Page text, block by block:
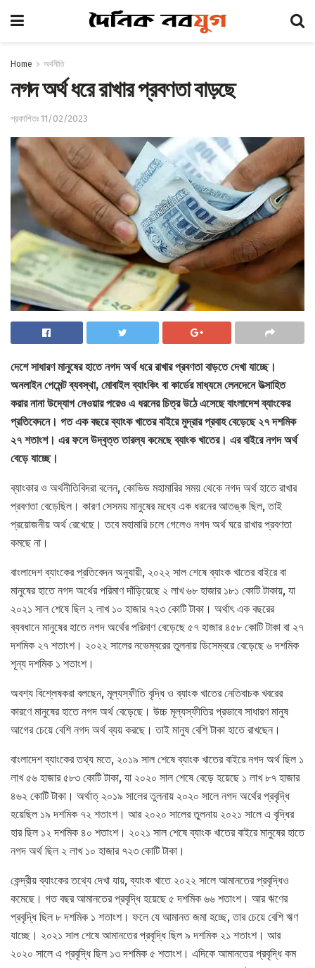
Home অর্থনীতি
নগদ অর্থ ধরে রাখার প্রবণতা বাড়ছে
প্রকাশিতঃ 11/02/2023
দেশে সাধারণ মানুষের হাতে নগদ অর্থ ধরে রাখার প্রবণতা বাড়তে দেখা যাচ্ছে।
অনলাইন পেমেন্ট ব্যবস্থা, মোবাইল ব্যাংকিং বা কার্ডের মাধ্যমে লেনদেনে উত্সাহিত
করার নানা উদ্যোগ নেওয়ার পরেও এ ধরনের চিত্র উঠে এসেছে বাংলাদেশ ব্যাংকের
প্রতিবেদনে। গত এক বছরে ব্যাংক খাতের বাইরে মুদ্রার প্রবাহ বেড়েছে ২৭ দশমিক
২৭ শতাংশ। এর ফলে উদ্বৃত্ত তারল্য কমেছে ব্যাংক খাতের। এর বাইরে নগদ অর্থ
বেড়ে যাচ্ছে।
ব্যাংকার ও অর্থনীতিবিদরা বলেন, কোভিড মহামারির সময় থেকে নগদ অর্থ হাতে রাখার
প্রবণতা বেড়েছিল। কারণ সেসময় মানুষের মধ্যে এক ধরনের আতঙ্ক ছিল, তাই
প্রয়োজনীয় অর্থ রেখেছে। তবে মহামারি চলে গেলেও নগদ অর্থ ঘরে রাখার প্রবণতা
কমছে না।
বাংলাদেশ ব্যাংকের প্রতিবেদন অনুযায়ী, ২০২২ সাল শেষে ব্যাংক খাতের বাইরে বা
মানুষের হাতে নগদ অর্থের পরিমাণ দাঁড়িয়েছে ২ লাখ ৬৮ হাজার ১৮১ কোটি টাকায়, যা
২০২১ সাল শেষে ছিল ২ লাখ ১০ হাজার ৭২৩ কোটি টাকা। অর্থাৎ এক বছরের
ব্যবধানে মানুষের হাতে নগদ অর্থের পরিমাণ বেড়েছে ৫৭ হাজার ৪৫৮ কোটি টাকা বা ২৭
দশমিক ২৭ শতাংশ। ২০২২ সালের নভেম্বরের তুলনায় ডিসেম্বরে বেড়েছে ৬ দশমিক
শূন্য দশমিক ১ শতাংশ।
অবশ্য বিশ্লেষকরা বলছেন, মূল্যস্ফীতি বৃদ্ধি ও ব্যাংক খাতের নেতিবাচক খবরের
কারণে মানুষের হাতে নগদ অর্থ বেড়েছে। উচ্চ মূল্যস্ফীতির প্রভাবে সাধারণ মানুষ
আগের চেয়ে বেশি নগদ অর্থ ব্যয় করছে। তাই মানুষ বেশি টাকা হাতে রাখছেন।
বাংলাদেশ ব্যাংকের তথ্য মতে, ২০১৯ সাল শেষে ব্যাংক খাতের বাইরে নগদ অর্থ ছিল ১
লাখ ৫৬ হাজার ৫৮৩ কোটি টাকা, যা ২০২০ সাল শেষে বেড়ে হয়েছে ১ লাখ ৮৭ হাজার
৪৬২ কোটি টাকা। অর্থাত্ ২০১৯ সালের তুলনায় ২০২০ সালে নগদ অর্থের প্রবৃদ্ধি
হয়েছিল ১৯ দশমিক ৭২ শতাংশ। আর ২০২০ সালের তুলনায় ২০২১ সালে এ বৃদ্ধির
হার ছিল ১২ দশমিক ৪০ শতাংশ। ২০২১ সাল শেষে ব্যাংক খাতের বাইরে মানুষের হাতে
নগদ অর্থ ছিল ২ লাখ ১০ হাজার ৭২৩ কোটি টাকা।
কেন্দ্রীয় ব্যাংকের তথ্যে দেখা যায়, ব্যাংক খাতে ২০২২ সালে আমানতের প্রবৃদ্ধিও
কমেছে। গত বছর আমানতের প্রবৃদ্ধি হয়েছে ৫ দশমিক ৬৬ শতাংশ। আর ঋণের
প্রবৃদ্ধি ছিল ৮ দশমিক ১ শতাংশ। ফলে যে আমানত জমা হচ্ছে, তার চেয়ে বেশি ঋণ
যাচ্ছে। ২০২১ সাল শেষে আমানতের প্রবৃদ্ধি ছিল ৯ দশমিক ২১ শতাংশ। আর
২০২০ সালে এ প্রবৃদ্ধি ছিল ১৩ দশমিক ৫ শতাংশ। এদিকে আমানতের প্রবৃদ্ধি কম